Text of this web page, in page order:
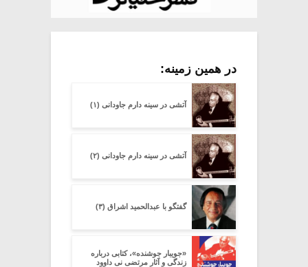
در همین زمینه:
آتشی در سینه دارم جاودانی (۱)
آتشی در سینه دارم جاودانی (۲)
گفتگو با عبدالحمید اشراق (۳)
«جویبار جوشنده»، کتابی درباره
زندگی و آثار مرتضی نی داوود